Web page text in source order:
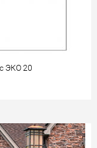
ЭКО 20